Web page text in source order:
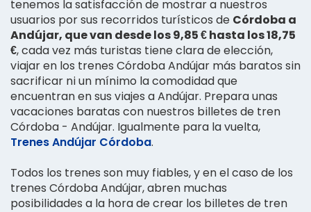
tenemos la satisfacción de mostrar a nuestros
usuarios por sus recorridos turísticos de Córdoba a
Andújar, que van desde los 9,85 € hasta los 18,75
€, cada vez más turistas tiene clara de elección,
viajar en los trenes Córdoba Andújar más baratos sin
sacrificar ni un mínimo la comodidad que
encuentran en sus viajes a Andújar. Prepara unas
vacaciones baratas con nuestros billetes de tren
Córdoba - Andújar. Igualmente para la vuelta,
Trenes Andújar Córdoba.
Todos los trenes son muy fiables, y en el caso de los
trenes Córdoba Andújar, abren muchas
posibilidades a la hora de crear los billetes de tren